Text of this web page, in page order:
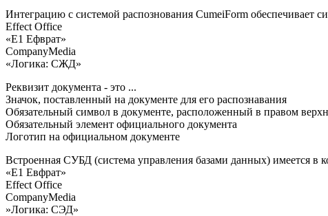
Интеграцию с системой распознования CumeiForm обеспечивает
Effect Office
«Е1 Ефврат»
CompanyMedia
«Логика: СЖД»
Реквизит документа - это ...
Значок, поставленный на документе для его распознавания
Обязательный символ в документе, расположенный в правом
Обязательный элемент официального документа
Логотип на официальном документе
Встроенная СУБД (система управления базами данных) имеется в
«Е1 Евфрат»
Effect Office
CompanyMedia
»Логика: СЭД»